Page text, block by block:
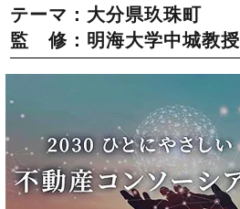
テーマ：大分県玖珠町
監 修：明海大学中城教授